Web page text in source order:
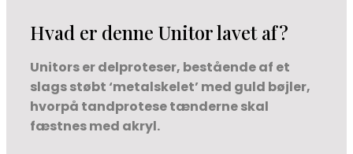
Hvad er denne Unitor lavet af?
Unitors er delproteser, bestående af et
slags støbt ‘metalskelet’ med guld bøjler,
hvorpå tandprotese tænderne skal
fæstnes med akryl.